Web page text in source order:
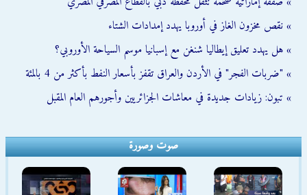
» نقص مخزون الغاز في أوروبا يهدد إمدادات الشتاء
» هل يهدد تعليق إيطاليا شنغن مع إسبانيا موسم السياحة الأوروبي؟
» "ضربات الفجر" في الأردن والعراق تقفز بأسعار النفط بأكثر من 4 بالمئة
» تبون: زيادات جديدة في معاشات الجزائريين وأجورهم العام المقبل
صوت وصورة